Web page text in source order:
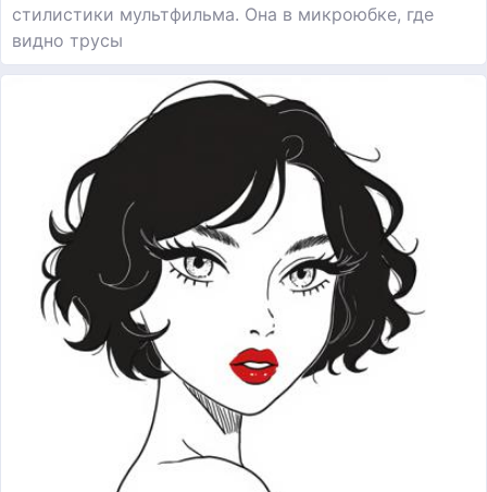
стилистики мультфильма. Она в микроюбке, где
видно трусы